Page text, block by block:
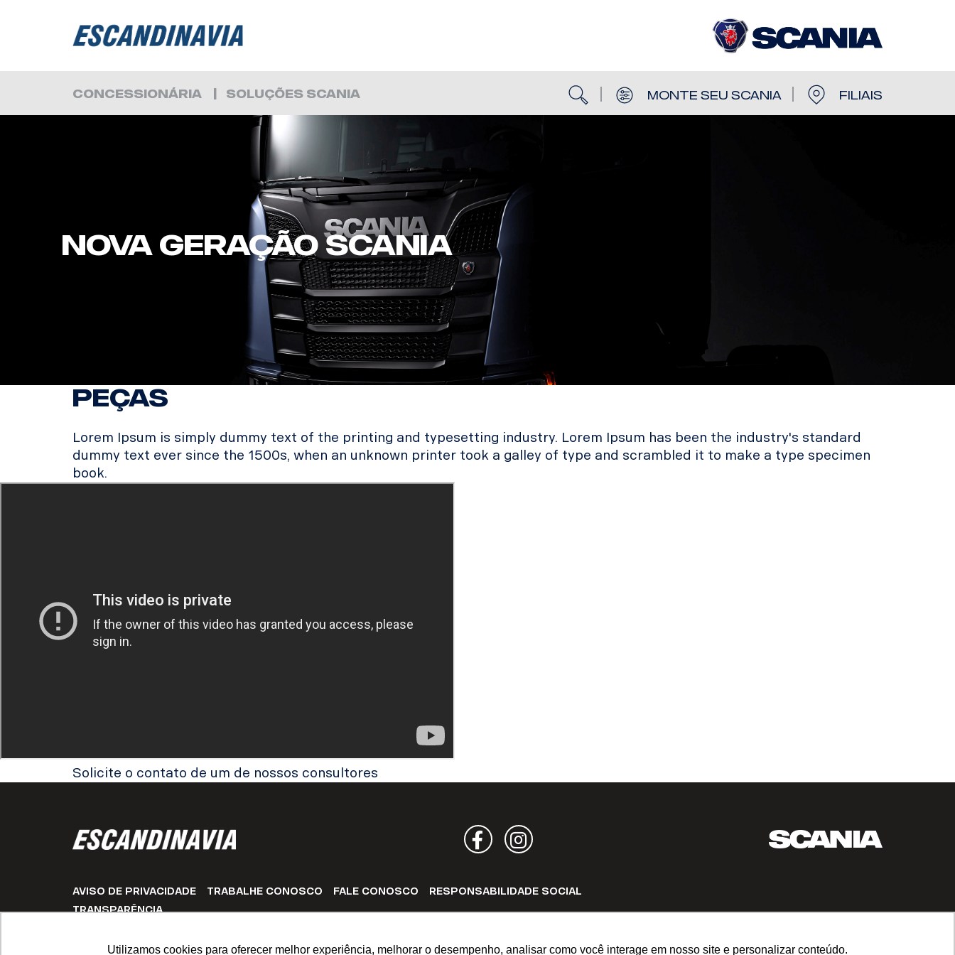
Utilizamos cookies para oferecer melhor experiência, melhorar o desempenho, analisar como você interage em nosso site e personalizar conteúdo.
CONCESSIONÁRIA SOLUÇÕES SCANIA BUSCAR MONTE SEU SCANIA FILIAIS
NOVA GERAÇÃO SCANIA
PEÇAS
Lorem Ipsum is simply dummy text of the printing and typesetting industry. Lorem Ipsum has been the industry's standard
dummy text ever since the 1500s, when an unknown printer took a galley of type and scrambled it to make a type specimen
book.
Solicite o contato de um de nossos consultores
FacebookInstagram
AVISO DE PRIVACIDADE TRABALHE CONOSCO FALE CONOSCO
RESPONSABILIDADE SOCIAL
TRANSPARÊNCIA